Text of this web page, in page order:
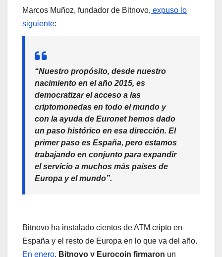
Marcos Muñoz, fundador de Bitnovo, expuso lo
siguiente:
“Nuestro propósito, desde nuestro
nacimiento en el año 2015, es
democratizar el acceso a las
criptomonedas en todo el mundo y
con la ayuda de Euronet hemos dado
un paso histórico en esa dirección. El
primer paso es España, pero estamos
trabajando en conjunto para expandir
el servicio a muchos más países de
Europa y el mundo”.
Bitnovo ha instalado cientos de ATM cripto en
España y el resto de Europa en lo que va del año.
En enero, Bitnovo y Eurocoin firmaron un